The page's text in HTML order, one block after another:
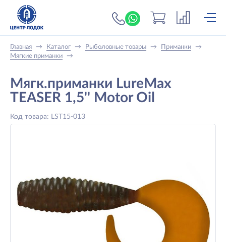
+7 (919) 698-56-
Главная → Каталог → Рыболовные товары → Приманки
→
Мягкие приманки
→
Мягк.приманки LureMax
TEASER 1,5'' Motor Oil
Код товара: LST15-013